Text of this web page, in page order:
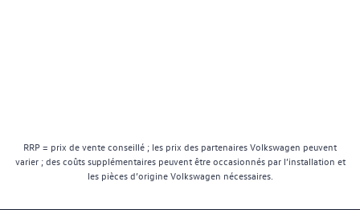
RRP = prix de vente conseillé ; les prix des partenaires Volkswagen peuvent
varier ; des coûts supplémentaires peuvent être occasionnés par l’installation et
les pièces d’origine Volkswagen nécessaires.